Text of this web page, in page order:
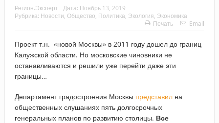
Регион.Эксперт Дата: Ноябрь 13, 2019
Рубрика: Новости Общество Политика Экология Экономика
Печать
Email
Проект т.н. «новой Москвы» в 2011 году дошел до границ
Калужской области. Но московские чиновники не
останавливаются и решили уже перейти даже эти
границы…
Департамент градостроения Москвы представилна
общественных слушаниях пять долгосрочных
генеральных планов по развитию столицы. Все